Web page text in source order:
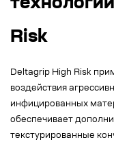
Risk
Deltagrip High Risk
воздействия
инфицированных
обеспечивает
текстурированные